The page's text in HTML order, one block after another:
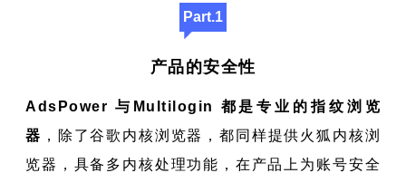
Part.1
产品的安全性
AdsPower 与Multilogin 都是专业的指纹浏览
器 ，除了谷歌内核浏览器，都同样提供火狐内核浏
览器，具备多内核处理功能，在产品上为账号安全